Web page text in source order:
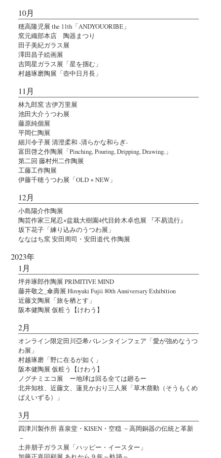
10月
穂高隆児展 the 11th「ANDYOUORIBE」
窯元織部本店 陶器まつり
田子美紀ガラス展
澤田昌子絵画展
吉岡星ガラス展「星を掴む」
村越琢磨陶展「壺中日月長」
11月
林九郎窯 古伊万里展
池田大介うつわ展
藤原純個展
平岡仁陶展
細川令子展 清澄柔和 -清らかな和らぎ-
富田啓之作陶展「Pinching, Pouring, Dripping, Drawing.」
第二回 藤村州二作陶展
工藤工作陶展
伊藤千穂うつわ展「OLD × NEW」
12月
小島陽介作陶展
陶芸作家三尾忍×盆栽大樹園4代目鈴木卓也展 『不易流行』
坂下花子「練り込みのうつわ展」
ななはち窯 安田周司・安田道代 作陶展
2023年
1月
坪井琢郎作陶展 PRIMITIVE MIND
藤井敬之_傘壽展 Hiroyuki Fujii 80th Anniversary Exhibition
近藤文陶展「旅を栖とす」
阪本健陶展 仮粧う【けわう】
2月
オンライン限定田川亞希バレンタインフェア「愛が強めなうつ
わ展」
村越琢磨「野に在るが如く」
阪本健陶展 仮粧う【けわう】
ノグチミエコ展 ー地球は回る全ては廻るー
北井知枝、近藤文、蓮見かおり三人展「草木萠動（そうもくめ
ばえいずる）」
3月
四津川製作所 喜泉堂・KISEN・空穏 －高岡銅器の伝統と革新
－
土井朋子ガラス展「ハッピー・イースター」